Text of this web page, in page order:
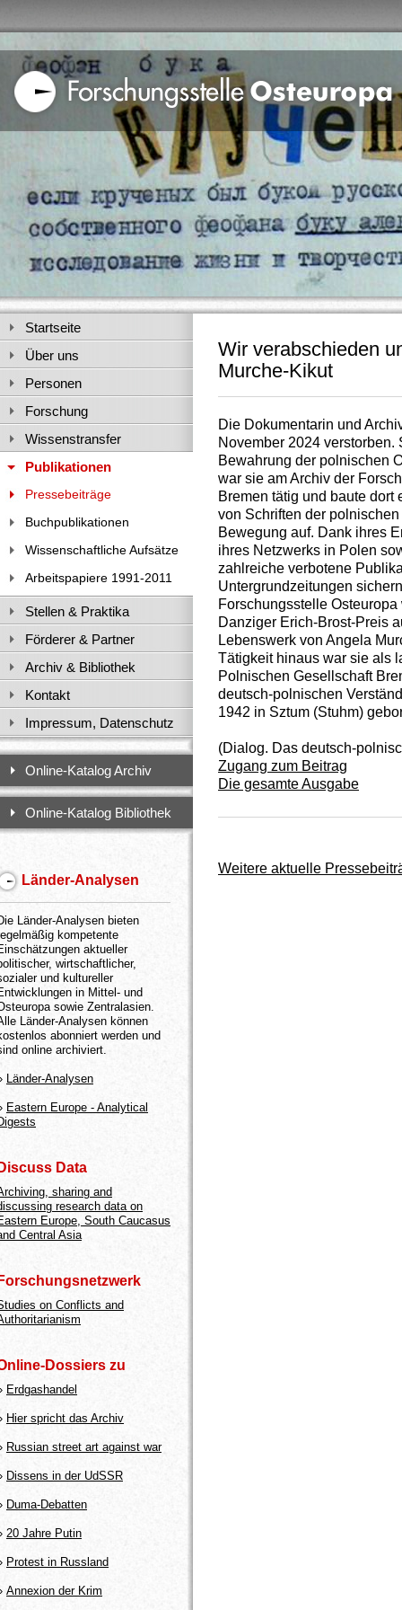
Wir verabschieden
Murche-Kikut
Die Dokumentarin und
November 2024
Bewahrung der polnischen
war sie am Archiv der
Bremen tätig und baute
von Schriften der
Bewegung auf. Dank ihres
ihres Netzwerks in Polen
zahlreiche verbotene
Untergrundzeitungen
Forschungsstelle
Danziger Erich-Brost-Preis
Lebenswerk von Angela
Tätigkeit hinaus war sie als
Polnischen Gesellschaft
deutsch-polnischen
1942 in Sztum (Stuhm)
(Dialog. Das deutsch-
Zugang zum Beitrag
Die gesamte Ausgabe
Weitere aktuelle
Startseite
Über uns
Personen
Forschung
Wissenstransfer
Publikationen
Pressebeiträge
Buchpublikationen
Wissenschaftliche Aufsätze
Arbeitspapiere 1991-2011
Stellen & Praktika
Förderer & Partner
Archiv & Bibliothek
Kontakt
Impressum, Datenschutz
Online-Katalog Archiv
Online-Katalog Bibliothek
Länder-Analysen
Länder-Analysen bieten
kompetente
aktueller
wirtschaftlicher,
und kultureller
in Mittel- und
sowie Zentralasien.
Länder-Analysen können
abonniert werden und
online archiviert.
Länder-Analysen
Eastern Europe - Analytical
Data
sharing and
research data on
Europe, South Caucasus
Central Asia
on Conflicts and
Dossiers zu
Erdgashandel
Hier spricht das Archiv
Russian street art against war
Dissens in der UdSSR
Duma-Debatten
20 Jahre Putin
Protest in Russland
Annexion der Krim